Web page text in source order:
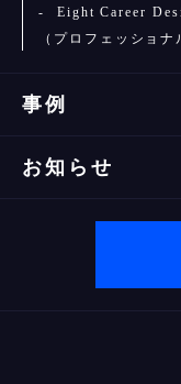
Eight Career
（プロフェッショ
事例
お知らせ